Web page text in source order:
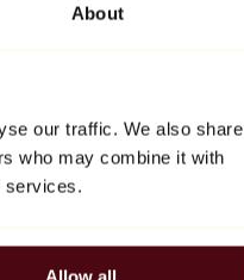
About
our traffic. We also share
who may combine it with
services.